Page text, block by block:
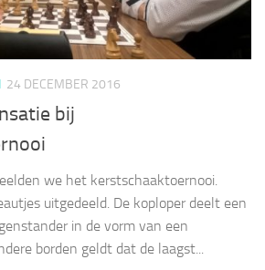
24 DECEMBER 2016
bij
we het kerstschaaktoernooi.
uitgedeeld. De koploper deelt een
in de vorm van een
borden geldt dat de laagst...